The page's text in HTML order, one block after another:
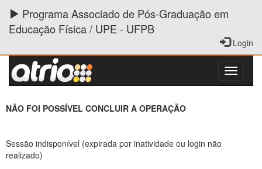
Programa Associado de Pós-Graduação em
Educação Física / UPE - UFPB
Login
NÃO FOI POSSÍVEL CONCLUIR A OPERAÇÃO
Sessão indisponível (expirada por inatividade ou login não
realizado)